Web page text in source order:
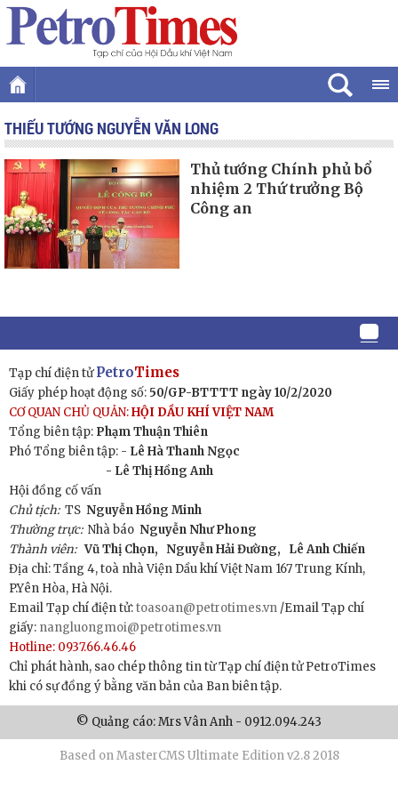
THIẾU TƯỚNG NGUYỄN VĂN LONG
Thủ tướng Chính phủ bổ
nhiệm 2 Thứ trưởng Bộ
Công an
Tạp chí điện tửPetroTimes
Giấy phép hoạt động số: 50/GP-BTTTT ngày 10/2/2020
CƠ QUAN CHỦ QUẢN:HỘI DẦU KHÍ VIỆT NAM
Tổng biên tập: Phạm Thuận Thiên
Phó Tổng biên tập: - Lê Hà Thanh Ngọc
- Lê Thị Hồng Anh
Hội đồng cố vấn
Chủ tịch:TS Nguyễn Hồng Minh
Thường trực: Nhà báo Nguyễn Như Phong
Thành viên: Vũ Thị Chọn, Nguyễn Hải Đường,
Lê Anh Chiến
Địa chỉ: Tầng 4, toà nhà Viện Dầu khí Việt Nam 167 Trung Kính,
P.Yên Hòa, Hà Nội.
Email Tạp chí điện tử:toasoan@petrotimes.vn /Email Tạp chí
giấy: nangluongmoi@petrotimes.vn
Hotline: 0937.66.46.46
Chỉ phát hành, sao chép thông tin từ Tạp chí điện tử PetroTimes
khi có sự đồng ý bằng văn bản của Ban biên tập.
© Quảng cáo: Mrs Vân Anh - 0912.094.243
Based on MasterCMS Ultimate Edition v2.8 2018